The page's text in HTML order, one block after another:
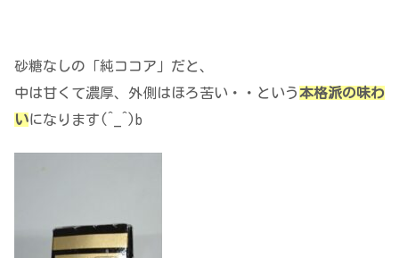
砂糖なしの「純ココア」だと、
中は甘くて濃厚、外側はほろ苦い・・という本格派の味わ
いになります(^_^)b